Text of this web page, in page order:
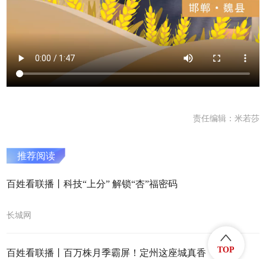
责任编辑：米若莎
推荐阅读
百姓看联播丨科技“上分” 解锁“杏”福密码
长城网
百姓看联播丨百万株月季霸屏！定州这座城真香 TOP